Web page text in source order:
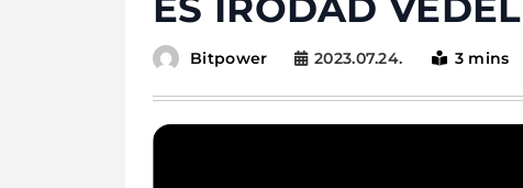
Bitpower 2023.07.24. 3 mins